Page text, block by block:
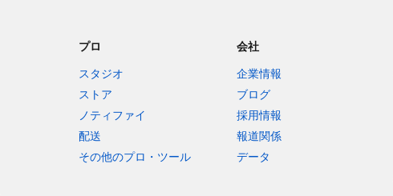
プロ
スタジオ
ストア
ノティファイ
配送
その他のプロ・ツール
会社
企業情報
ブログ
採用情報
報道関係
データ